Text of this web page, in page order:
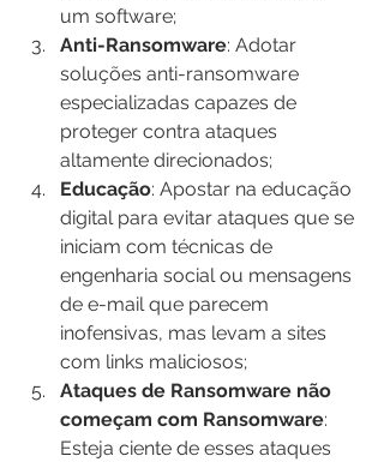
um software;
Anti-Ransomware: Adotar
soluções anti-ransomware
especializadas capazes de
proteger contra ataques
altamente direcionados;
Educação: Apostar na educação
digital para evitar ataques que se
iniciam com técnicas de
engenharia social ou mensagens
de e-mail que parecem
inofensivas, mas levam a sites
com links maliciosos;
Ataques de Ransomware não
começam com Ransomware:
Esteja ciente de esses ataques